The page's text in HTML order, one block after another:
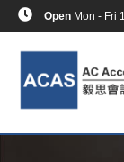
Open Mon - Fri